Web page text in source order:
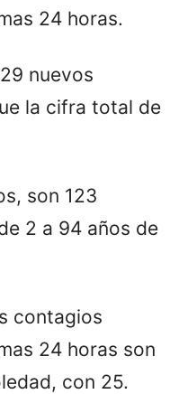
24 horas.
nuevos
la cifra total de
son 123
2 a 94 años de
contagios
24 horas son
con 25.